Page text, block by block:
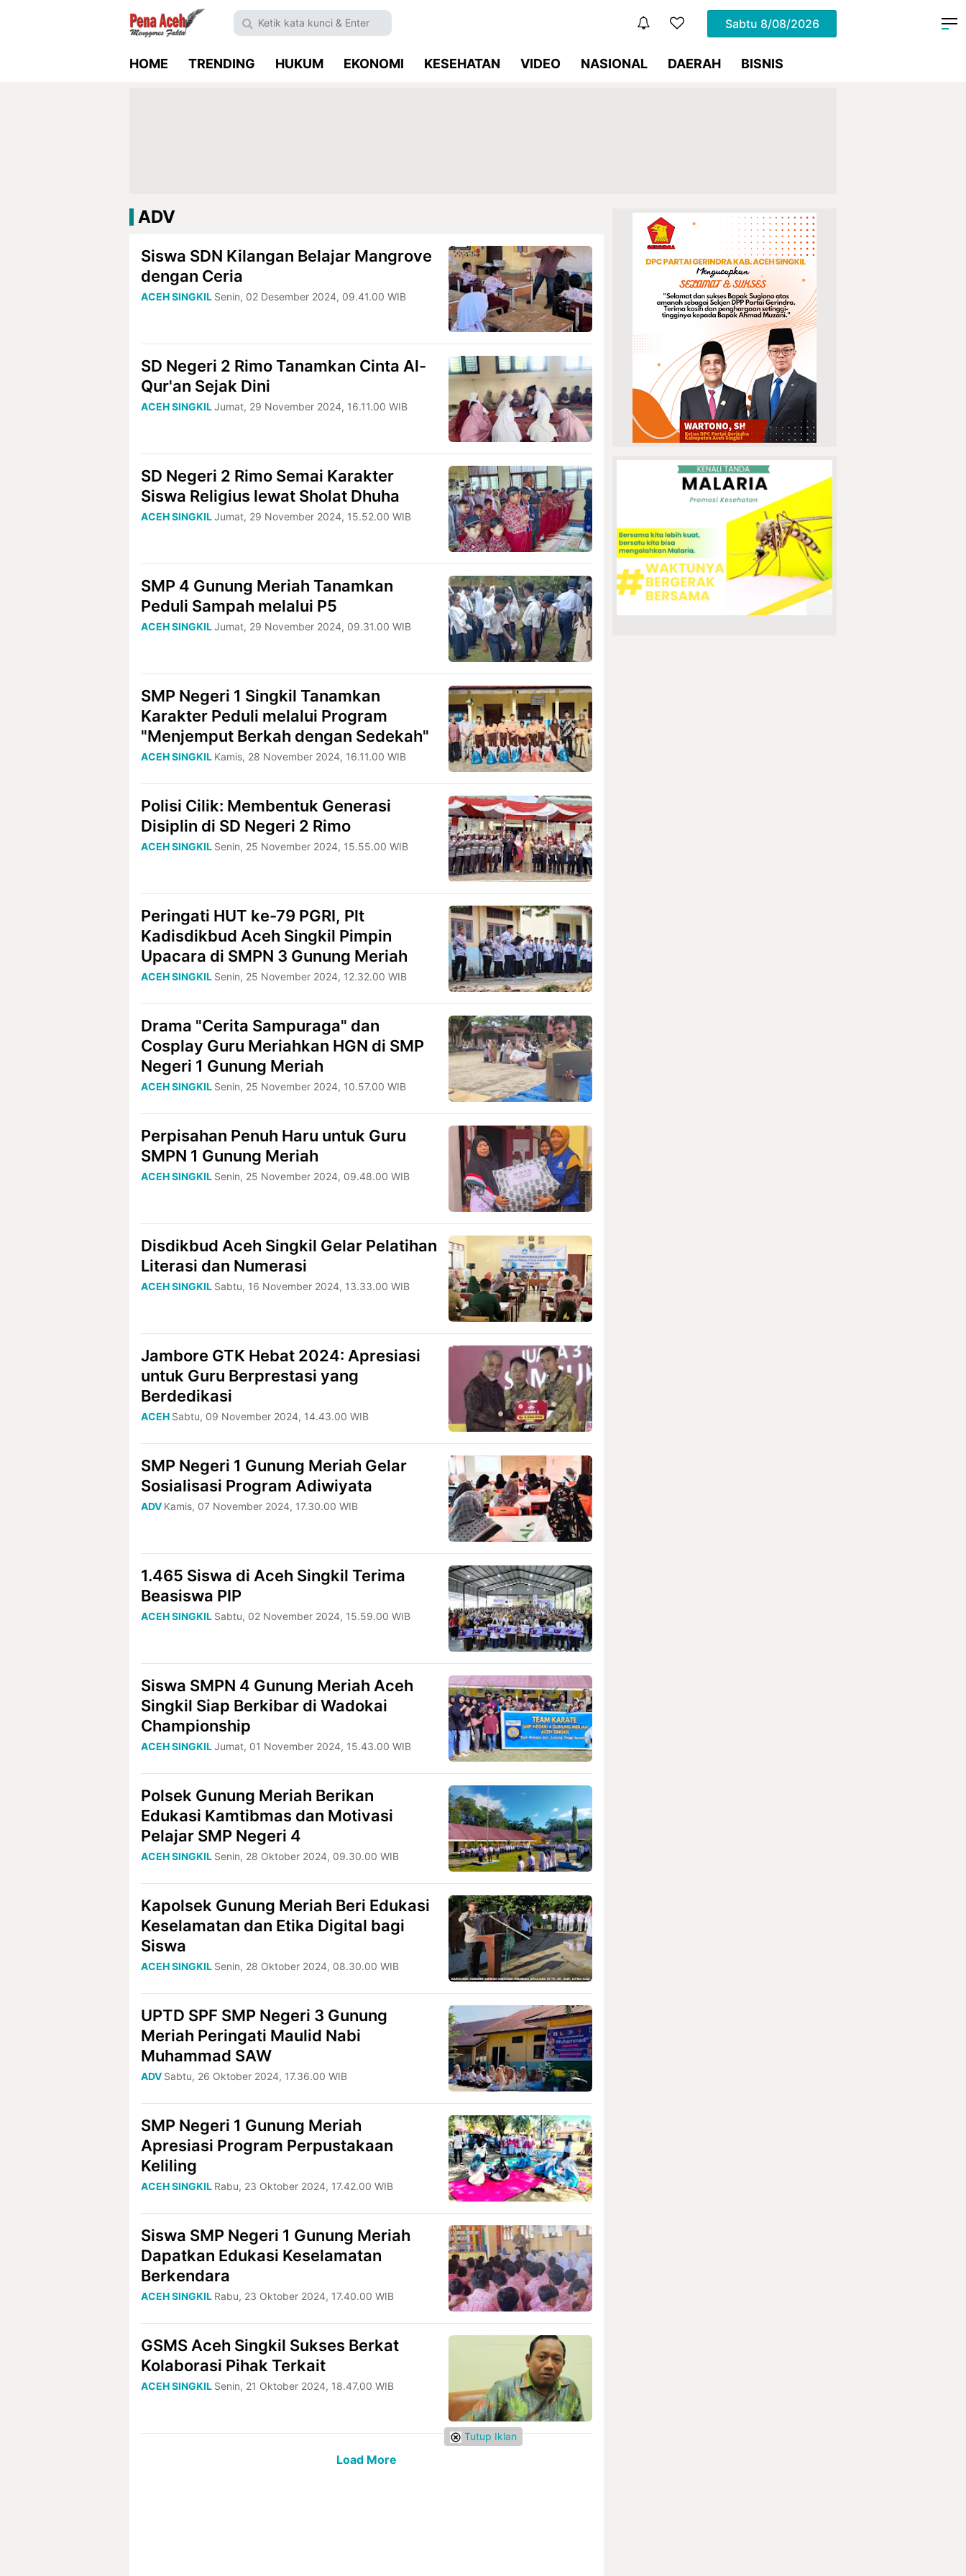
Sabtu 8/08/2026
HOME TRENDING HUKUM EKONOMI KESEHATAN VIDEO NASIONAL DAERAH BISNIS
ADV
Siswa SDN Kilangan Belajar Mangrove
dengan Ceria
ACEH SINGKIL Senin, 02 Desember 2024, 09.41.00 WIB
SD Negeri 2 Rimo Tanamkan Cinta Al-
Qur'an Sejak Dini
ACEH SINGKILJumat, 29 November 2024, 16.11.00 WIB
SD Negeri 2 Rimo Semai Karakter
Siswa Religius lewat Sholat Dhuha
ACEH SINGKILJumat, 29 November 2024, 15.52.00 WIB
SMP 4 Gunung Meriah Tanamkan
Peduli Sampah melalui P5
ACEH SINGKILJumat, 29 November 2024, 09.31.00 WIB
SMP Negeri 1 Singkil Tanamkan
Karakter Peduli melalui Program
"Menjemput Berkah dengan Sedekah"
ACEH SINGKIL Kamis, 28 November 2024, 16.11.00 WIB
Polisi Cilik: Membentuk Generasi
Disiplin di SD Negeri 2 Rimo
ACEH SINGKIL Senin, 25 November 2024, 15.55.00 WIB
Peringati HUT ke-79 PGRI, Plt
Kadisdikbud Aceh Singkil Pimpin
Upacara di SMPN 3 Gunung Meriah
ACEH SINGKIL Senin, 25 November 2024, 12.32.00 WIB
Drama "Cerita Sampuraga" dan
Cosplay Guru Meriahkan HGN di SMP
Negeri 1 Gunung Meriah
ACEH SINGKIL Senin, 25 November 2024, 10.57.00 WIB
Perpisahan Penuh Haru untuk Guru
SMPN 1 Gunung Meriah
ACEH SINGKIL Senin, 25 November 2024, 09.48.00 WIB
Disdikbud Aceh Singkil Gelar Pelatihan
Literasi dan Numerasi
ACEH SINGKIL Sabtu, 16 November 2024, 13.33.00 WIB
Jambore GTK Hebat 2024: Apresiasi
untuk Guru Berprestasi yang
Berdedikasi
ACEH Sabtu, 09 November 2024, 14.43.00 WIB
SMP Negeri 1 Gunung Meriah Gelar
Sosialisasi Program Adiwiyata
ADV Kamis, 07 November 2024, 17.30.00 WIB
1.465 Siswa di Aceh Singkil Terima
Beasiswa PIP
ACEH SINGKIL Sabtu, 02 November 2024, 15.59.00 WIB
Siswa SMPN 4 Gunung Meriah Aceh
Singkil Siap Berkibar di Wadokai
Championship
ACEH SINGKILJumat, 01 November 2024, 15.43.00 WIB
Polsek Gunung Meriah Berikan
Edukasi Kamtibmas dan Motivasi
Pelajar SMP Negeri 4
ACEH SINGKIL Senin, 28 Oktober 2024, 09.30.00 WIB
Kapolsek Gunung Meriah Beri Edukasi
Keselamatan dan Etika Digital bagi
Siswa
ACEH SINGKIL Senin, 28 Oktober 2024, 08.30.00 WIB
UPTD SPF SMP Negeri 3 Gunung
Meriah Peringati Maulid Nabi
Muhammad SAW
ADV Sabtu, 26 Oktober 2024, 17.36.00 WIB
SMP Negeri 1 Gunung Meriah
Apresiasi Program Perpustakaan
Keliling
ACEH SINGKIL Rabu, 23 Oktober 2024, 17.42.00 WIB
Siswa SMP Negeri 1 Gunung Meriah
Dapatkan Edukasi Keselamatan
Berkendara
ACEH SINGKIL Rabu, 23 Oktober 2024, 17.40.00 WIB
GSMS Aceh Singkil Sukses Berkat
Kolaborasi Pihak Terkait
ACEH SINGKIL Senin, 21 Oktober 2024, 18.47.00 WIB
Load More
Tutup Iklan